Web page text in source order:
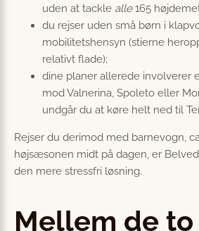
uden at tackle alle165
du rejser uden små børn i
mobilitetshensyn (stierne
relativt flade);
dine planer allerede involverer
mod Valnerina, Spoleto eller
undgår du at køre helt ned til
Rejser du derimod med barnevogn,
højsæsonen midt på dagen, er
den mere stressfri løsning.
Mellem de to